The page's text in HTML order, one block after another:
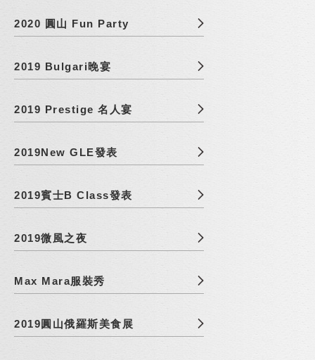
2020 圓山 Fun Party
2019 Bulgari晚宴
2019 Prestige 名人宴
2019New GLE發表
2019賓士B Class發表
2019微風之夜
Max Mara服裝秀
2019圓山俄羅斯美食展